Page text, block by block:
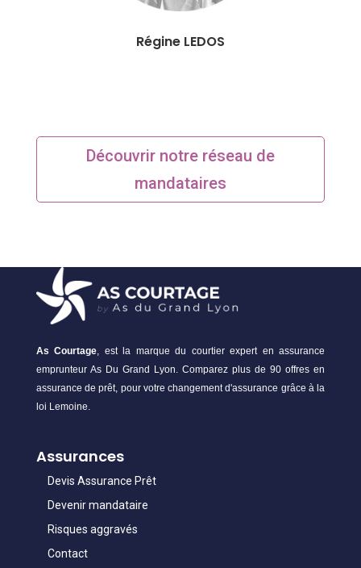
Régine LEDOS
Découvrir notre réseau de
mandataires
As Courtage , est la marque du courtier expert en assurance
emprunteur As Du Grand Lyon. Comparez plus de 90 offres en
assurance de prêt, pour votre changement d'assurance grâce à la
loi Lemoine.
Assurances
Devis Assurance Prêt
Devenir mandataire
Risques aggravés
Contact